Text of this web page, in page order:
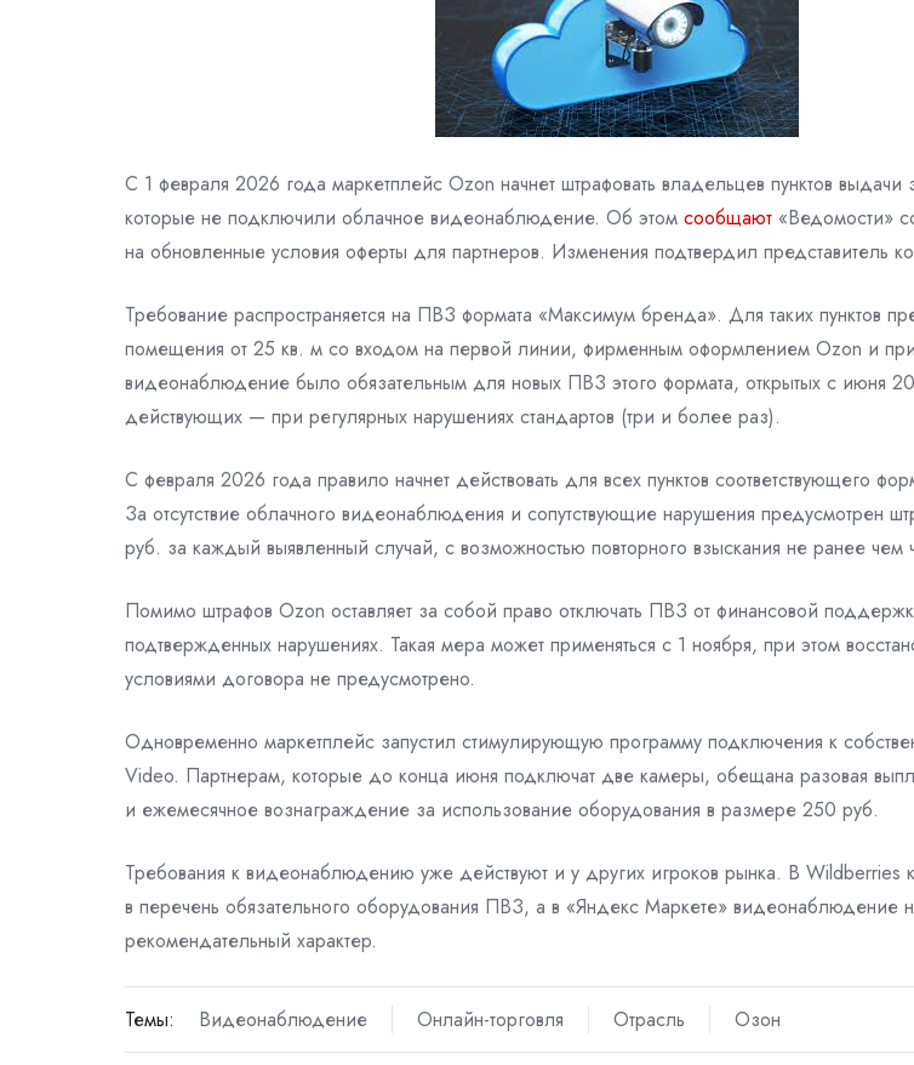
С 1 февраля 2026 года маркетплейс Ozon начнет штрафовать владельцев пунктов
которые не подключили облачное видеонаблюдение. Об этом сообщают «Ведомости»
на обновленные условия оферты для партнеров. Изменения подтвердил представитель
Требование распространяется на ПВЗ формата «Максимум бренда». Для таких пунктов
помещения от 25 кв. м со входом на первой линии, фирменным оформлением Ozon и
видеонаблюдение было обязательным для новых ПВЗ этого формата, открытых с июня
действующих — при регулярных нарушениях стандартов (три и более раз).
С февраля 2026 года правило начнет действовать для всех пунктов соответствующего
За отсутствие облачного видеонаблюдения и сопутствующие нарушения предусмотрен
руб. за каждый выявленный случай, с возможностью повторного взыскания не ранее
Помимо штрафов Ozon оставляет за собой право отключать ПВЗ от финансовой
подтвержденных нарушениях. Такая мера может применяться с 1 ноября, при этом
условиями договора не предусмотрено.
Одновременно маркетплейс запустил стимулирующую программу подключения к
Video. Партнерам, которые до конца июня подключат две камеры, обещана разовая
и ежемесячное вознаграждение за использование оборудования в размере 250 руб.
Требования к видеонаблюдению уже действуют и у других игроков рынка. В Wildberries
в перечень обязательного оборудования ПВЗ, а в «Яндекс Маркете» видеонаблюдение
рекомендательный характер.
Темы: Видеонаблюдение Онлайн-торговля Отрасль Озон